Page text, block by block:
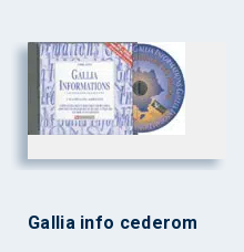
Gallia info cederom